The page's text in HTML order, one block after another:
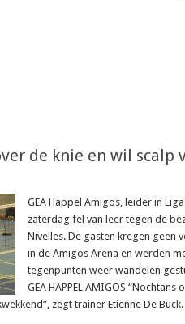
de knie en wil scalp
GEA Happel Amigos, leider in
zaterdag fel van leer tegen de
Nivelles. De gasten kregen geen
in de Amigos Arena en werden
tegenpunten weer wandelen
GEA HAPPEL AMIGOS “Nochtans
zegt trainer Etienne De